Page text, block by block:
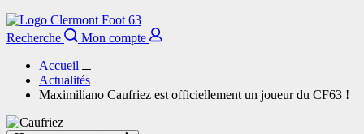
Recherche
Mon compte
Accueil
Actualités
Maximiliano Caufriez est officiellement un joueur du CF63 !